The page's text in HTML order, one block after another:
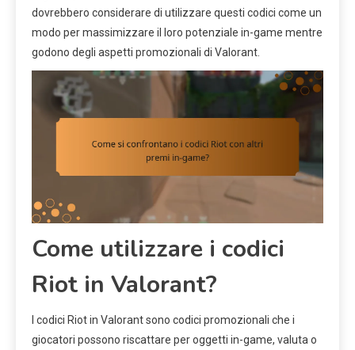
dovrebbero considerare di utilizzare questi codici come un
modo per massimizzare il loro potenziale in-game mentre
godono degli aspetti promozionali di Valorant.
Come utilizzare i codici
Riot in Valorant?
I codici Riot in Valorant sono codici promozionali che i
giocatori possono riscattare per oggetti in-game, valuta o